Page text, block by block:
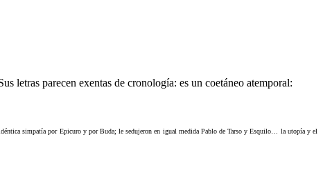
letras parecen exentas de cronología: es un coetáneo atemporal:
simpatía por Epicuro y por Buda; le sedujeron en igual medida Pablo de Tarso y Esquilo… la utopía y el